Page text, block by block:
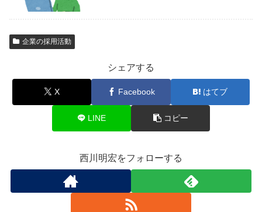
企業の採用活動
シェアする
X Facebook はてブ
LINE コピー
西川明宏をフォローする